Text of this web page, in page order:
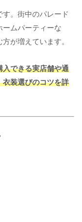
。街中のパレード
ムパーティーな
が増えています。
入できる実店舗や通
衣装選びのコツを詳